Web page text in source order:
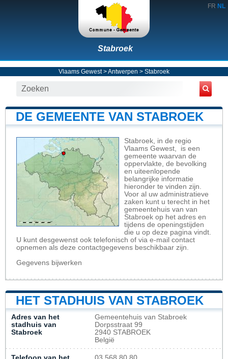
FR NL
Stabroek
Vlaams Gewest>Antwerpen > Stabroek
DE GEMEENTE VAN STABROEK
Stabroek, in de regio
Vlaams Gewest, is een
gemeente waarvan de
oppervlakte, de bevolking
en uiteenlopende
belangrijke informatie
hieronder te vinden zijn.
Voor al uw administratieve
zaken kunt u terecht in het
gemeentehuis van van
Stabroek op het adres en
tijdens de openingstijden
die u op deze pagina vindt.
U kunt desgewenst ook telefonisch of via e-mail contact
opnemen als deze contactgegevens beschikbaar zijn.
Gegevens bijwerken
HET STADHUIS VAN STABROEK
Adres van het
stadhuis van
Stabroek
Gemeentehuis van Stabroek
Dorpsstraat 99
2940 STABROEK
België